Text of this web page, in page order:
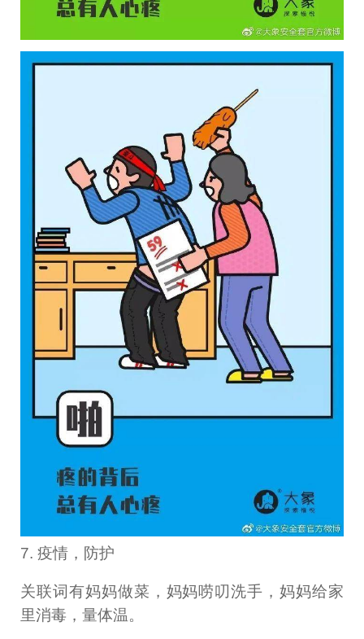
7. 疫情，防护
关联词有妈妈做菜，妈妈唠叨洗手，妈妈给家
里消毒，量体温。